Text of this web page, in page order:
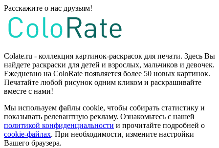
Расскажите о нас друзьям!
Colate.ru - коллекция картинок-раскрасок для печати. Здесь Вы
найдете раскраски для детей и взрослых, мальчиков и девочек.
Ежедневно на ColoRate появляется более 50 новых картинок.
Печатайте любой рисунок одним кликом и раскрашивайте
вместе с нами!
Мы используем файлы cookie, чтобы собирать статистику и
показывать релевантную рекламу. Ознакомьтесь с нашей
политикой конфиденциальности и прочитайте подробней о
cookie-файлах. При необходимости, измените настройки
Вашего браузера.